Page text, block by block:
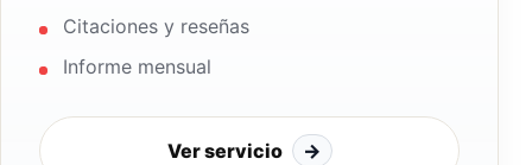
Citaciones y reseñas
Informe mensual
Ver servicio →